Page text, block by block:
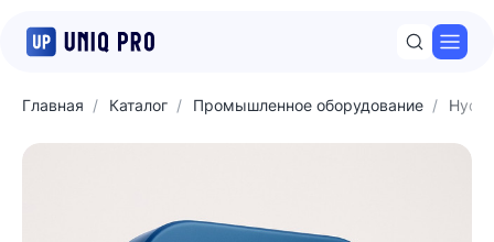
Главная Каталог Промышленное оборудование